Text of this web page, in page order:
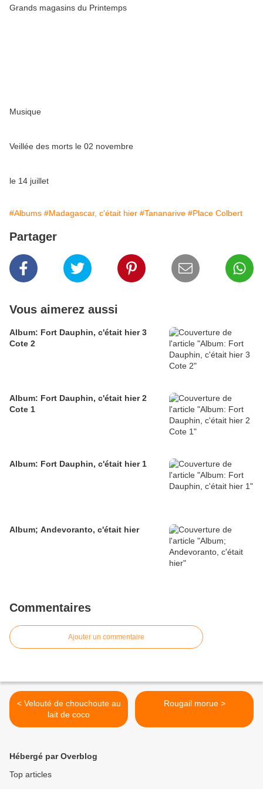
Grands magasins du Printemps
Musique
Veillée des morts le 02 novembre
le 14 juillet
#Albums #Madagascar, c'était hier #Tananarive #Place Colbert
Partager
Vous aimerez aussi
Album: Fort Dauphin, c'était hier 3
Cote 2
Album: Fort Dauphin, c'était hier 2
Cote 1
Album: Fort Dauphin, c'était hier 1
Album; Andevoranto, c'était hier
Commentaires
Ajouter un commentaire
< Velouté de chouchoute au
lait de coco
Rougail morue >
Hébergé par Overblog
Top articles